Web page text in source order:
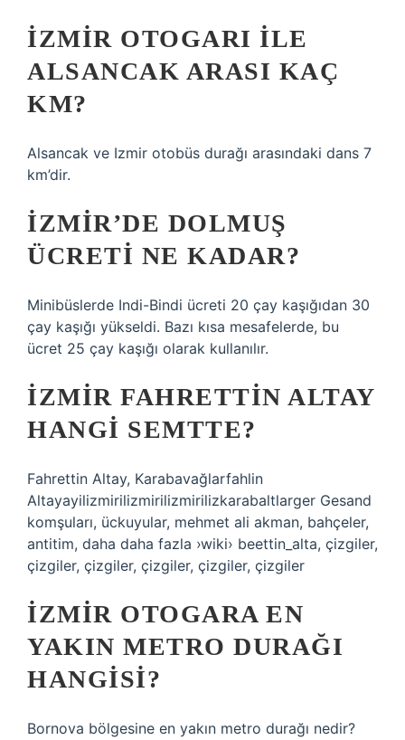
İZMIR OTOGARI ILE
ALSANCAK ARASI KAÇ
KM?
Alsancak ve Izmir otobüs durağı arasındaki dans 7
km’dir.
İZMIR’DE DOLMUŞ
ÜCRETI NE KADAR?
Minibüslerde Indi-Bindi ücreti 20 çay kaşığıdan 30
çay kaşığı yükseldi. Bazı kısa mesafelerde, bu
ücret 25 çay kaşığı olarak kullanılır.
İZMIR FAHRETTIN ALTAY
HANGI SEMTTE?
Fahrettin Altay, Karabavağlarfahlin
Altayayilizmirilizmirilizmirilizkarabaltlarger Gesand
komşuları, ückuyular, mehmet ali akman, bahçeler,
antitim, daha daha fazla ›wiki› beettin_alta, çizgiler,
çizgiler, çizgiler, çizgiler, çizgiler, çizgiler
İZMIR OTOGARA EN
YAKIN METRO DURAĞI
HANGISI?
Bornova bölgesine en yakın metro durağı nedir?